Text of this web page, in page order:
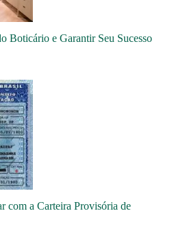
Boticário e Garantir Seu Sucesso
com a Carteira Provisória de